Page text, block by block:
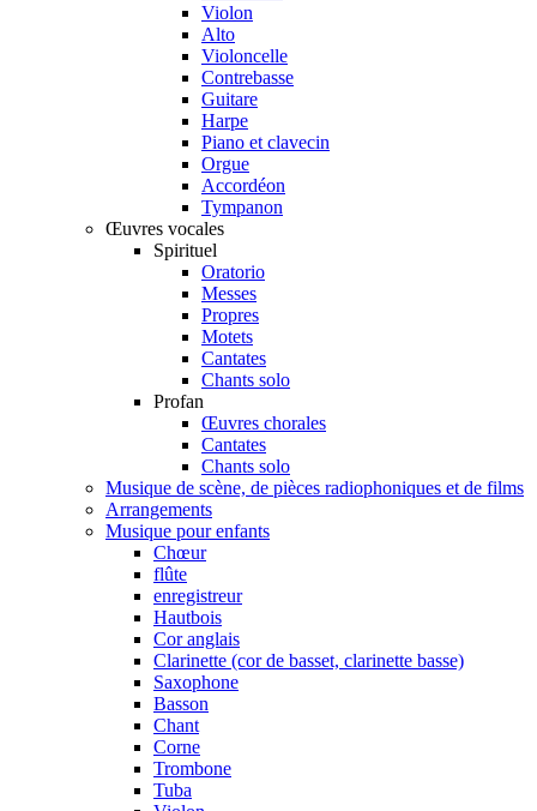
Violon
Alto
Violoncelle
Contrebasse
Guitare
Harpe
Piano et clavecin
Orgue
Accordéon
Tympanon
Œuvres vocales
Spirituel
Oratorio
Messes
Propres
Motets
Cantates
Chants solo
Profan
Œuvres chorales
Cantates
Chants solo
Musique de scène, de pièces radiophoniques et de films
Arrangements
Musique pour enfants
Chœur
flûte
enregistreur
Hautbois
Cor anglais
Clarinette (cor de basset, clarinette basse)
Saxophone
Basson
Chant
Corne
Trombone
Tuba